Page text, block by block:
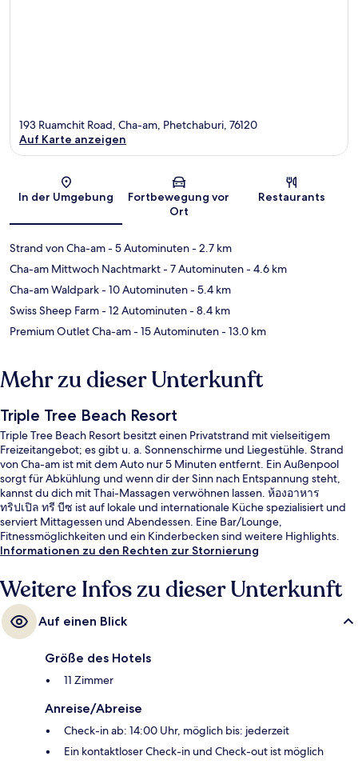
Karte
193 Ruamchit Road, Cha-am, Phetchaburi, 76120
Auf Karte anzeigen
In der Umgebung
Fortbewegung vor
Ort
Restaurants
Strand von Cha-am- 5 Autominuten- 2.7 km
Cha-am Mittwoch Nachtmarkt- 7 Autominuten- 4.6 km
Cha-am Waldpark- 10 Autominuten- 5.4 km
Swiss Sheep Farm- 12 Autominuten- 8.4 km
Premium Outlet Cha-am- 15 Autominuten- 13.0 km
Mehr zu dieser Unterkunft
Triple Tree Beach Resort
Triple Tree Beach Resort besitzt einen Privatstrand mit vielseitigem
Freizeitangebot; es gibt u. a. Sonnenschirme und Liegestühle. Strand
von Cha-am ist mit dem Auto nur 5 Minuten entfernt. Ein Außenpool
sorgt für Abkühlung und wenn dir der Sinn nach Entspannung steht,
kannst du dich mit Thai-Massagen verwöhnen lassen. ห้องอาหาร
ทริปเปิล ทรี บีซ ist auf lokale und internationale Küche spezialisiert und
serviert Mittagessen und Abendessen. Eine Bar/Lounge,
Fitnessmöglichkeiten und ein Kinderbecken sind weitere Highlights.
Informationen zu den Rechten zur Stornierung
Weitere Infos zu dieser Unterkunft
Auf einen Blick
Größe des Hotels
11 Zimmer
Anreise/Abreise
Check-in ab: 14:00 Uhr, möglich bis: jederzeit
Ein kontaktloser Check-in und Check-out ist möglich